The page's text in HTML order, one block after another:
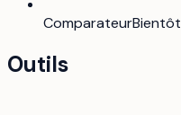
ComparateurBientôt
Outils